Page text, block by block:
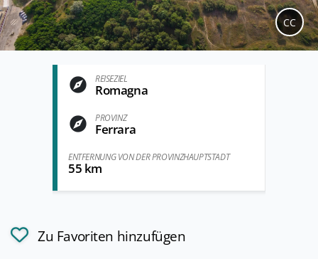
CC
REISEZIEL
Romagna
PROVINZ
Ferrara
ENTFERNUNG VON DER PROVINZHAUPTSTADT
55 km
Zu Favoriten hinzufügen